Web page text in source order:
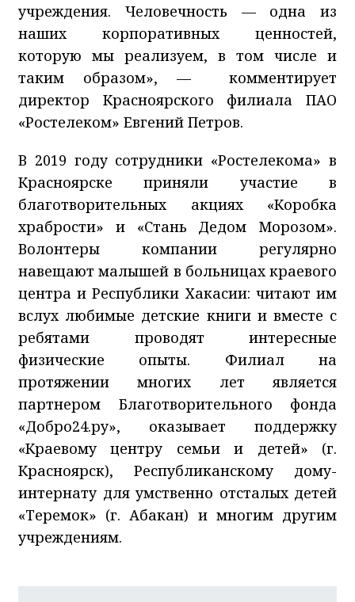
учреждения. Человечность — одна из
наших корпоративных ценностей,
которую мы реализуем, в том числе и
таким образом», — комментирует
директор Красноярского филиала ПАО
«Ростелеком» Евгений Петров.
В 2019 году сотрудники «Ростелекома» в
Красноярске приняли участие в
благотворительных акциях «Коробка
храбрости» и «Стань Дедом Морозом».
Волонтеры компании регулярно
навещают малышей в больницах краевого
центра и Республики Хакасии: читают им
вслух любимые детские книги и вместе с
ребятами проводят интересные
физические опыты. Филиал на
протяжении многих лет является
партнером Благотворительного фонда
«Добро24.ру», оказывает поддержку
«Краевому центру семьи и детей» (г.
Красноярск), Республиканскому дому-
интернату для умственно отсталых детей
«Теремок» (г. Абакан) и многим другим
учреждениям.